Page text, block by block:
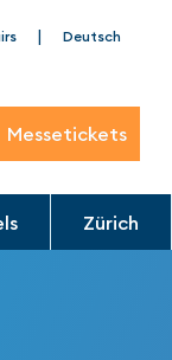
| Deutsch
Messetickets
Zürich